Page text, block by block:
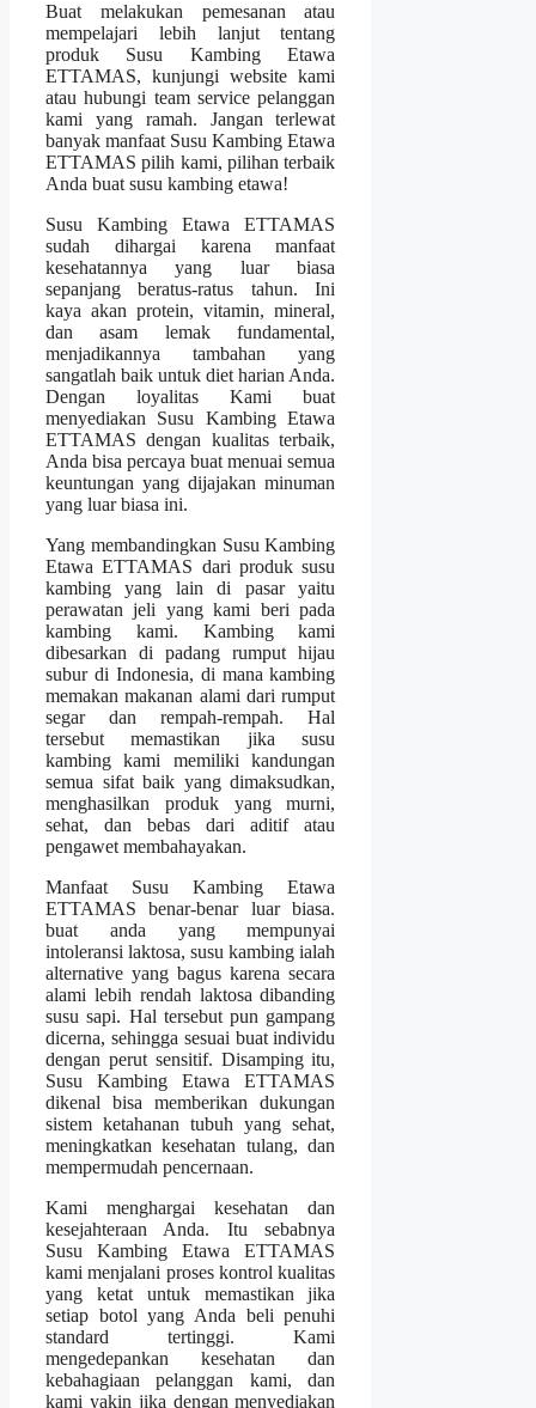
Buat melakukan pemesanan atau
mempelajari lebih lanjut tentang
produk Susu Kambing Etawa
ETTAMAS, kunjungi website kami
atau hubungi team service pelanggan
kami yang ramah. Jangan terlewat
banyak manfaat Susu Kambing Etawa
ETTAMAS pilih kami, pilihan terbaik
Anda buat susu kambing etawa!
Susu Kambing Etawa ETTAMAS
sudah dihargai karena manfaat
kesehatannya yang luar biasa
sepanjang beratus-ratus tahun. Ini
kaya akan protein, vitamin, mineral,
dan asam lemak fundamental,
menjadikannya tambahan yang
sangatlah baik untuk diet harian Anda.
Dengan loyalitas Kami buat
menyediakan Susu Kambing Etawa
ETTAMAS dengan kualitas terbaik,
Anda bisa percaya buat menuai semua
keuntungan yang dijajakan minuman
yang luar biasa ini.
Yang membandingkan Susu Kambing
Etawa ETTAMAS dari produk susu
kambing yang lain di pasar yaitu
perawatan jeli yang kami beri pada
kambing kami. Kambing kami
dibesarkan di padang rumput hijau
subur di Indonesia, di mana kambing
memakan makanan alami dari rumput
segar dan rempah-rempah. Hal
tersebut memastikan jika susu
kambing kami memiliki kandungan
semua sifat baik yang dimaksudkan,
menghasilkan produk yang murni,
sehat, dan bebas dari aditif atau
pengawet membahayakan.
Manfaat Susu Kambing Etawa
ETTAMAS benar-benar luar biasa.
buat anda yang mempunyai
intoleransi laktosa, susu kambing ialah
alternative yang bagus karena secara
alami lebih rendah laktosa dibanding
susu sapi. Hal tersebut pun gampang
dicerna, sehingga sesuai buat individu
dengan perut sensitif. Disamping itu,
Susu Kambing Etawa ETTAMAS
dikenal bisa memberikan dukungan
sistem ketahanan tubuh yang sehat,
meningkatkan kesehatan tulang, dan
mempermudah pencernaan.
Kami menghargai kesehatan dan
kesejahteraan Anda. Itu sebabnya
Susu Kambing Etawa ETTAMAS
kami menjalani proses kontrol kualitas
yang ketat untuk memastikan jika
setiap botol yang Anda beli penuhi
standard tertinggi. Kami
mengedepankan kesehatan dan
kebahagiaan pelanggan kami, dan
kami yakin jika dengan menyediakan